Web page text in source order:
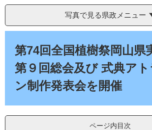
写真で見る県政メニュー
第74回全国植樹祭岡山県
第９回総会及び 式典ア
ン制作発表会を開催
ページ内目次